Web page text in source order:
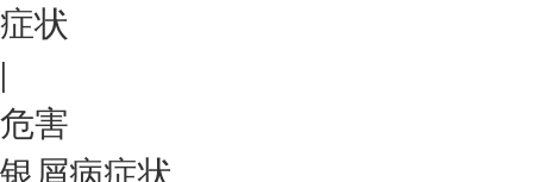
症状
|
危害
银屑病症状